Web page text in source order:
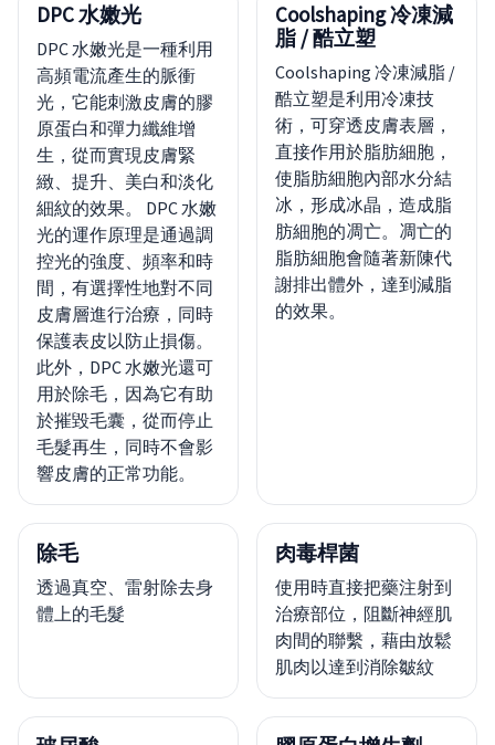
DPC 水嫩光
DPC 水嫩光是一種利用
高頻電流產生的脈衝
光，它能刺激皮膚的膠
原蛋白和彈力纖維增
生，從而實現皮膚緊
緻、提升、美白和淡化
細紋的效果。 DPC 水嫩
光的運作原理是通過調
控光的強度、頻率和時
間，有選擇性地對不同
皮膚層進行治療，同時
保護表皮以防止損傷。
此外，DPC 水嫩光還可
用於除毛，因為它有助
於摧毀毛囊，從而停止
毛髮再生，同時不會影
響皮膚的正常功能。
Coolshaping 冷凍減
脂 / 酷立塑
Coolshaping 冷凍減脂 /
酷立塑是利用冷凍技
術，可穿透皮膚表層，
直接作用於脂肪細胞，
使脂肪細胞內部水分結
冰，形成冰晶，造成脂
肪細胞的凋亡。凋亡的
脂肪細胞會隨著新陳代
謝排出體外，達到減脂
的效果。
除毛
透過真空、雷射除去身
體上的毛髮
肉毒桿菌
使用時直接把藥注射到
治療部位，阻斷神經肌
肉間的聯繫，藉由放鬆
肌肉以達到消除皺紋